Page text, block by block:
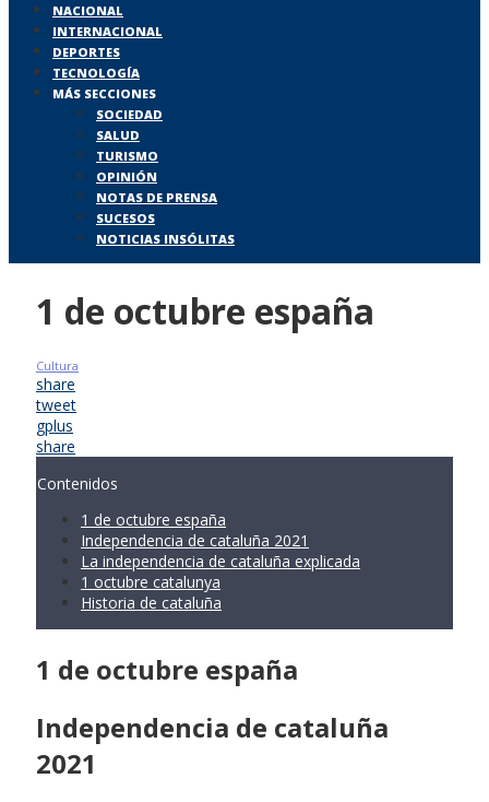
NACIONAL
INTERNACIONAL
DEPORTES
TECNOLOGÍA
MÁS SECCIONES
SOCIEDAD
SALUD
TURISMO
OPINIÓN
NOTAS DE PRENSA
SUCESOS
NOTICIAS INSÓLITAS
1 de octubre españa
Cultura
share
tweet
gplus
share
Contenidos
1 de octubre españa
Independencia de cataluña 2021
La independencia de cataluña explicada
1 octubre catalunya
Historia de cataluña
1 de octubre españa
Independencia de cataluña
2021